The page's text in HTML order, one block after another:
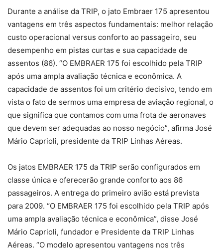
Durante a análise da TRIP, o jato Embraer 175 apresentou
vantagens em três aspectos fundamentais: melhor relação
custo operacional versus conforto ao passageiro, seu
desempenho em pistas curtas e sua capacidade de
assentos (86). “O EMBRAER 175 foi escolhido pela TRIP
após uma ampla avaliação técnica e econômica. A
capacidade de assentos foi um critério decisivo, tendo em
vista o fato de sermos uma empresa de aviação regional, o
que significa que contamos com uma frota de aeronaves
que devem ser adequadas ao nosso negócio”, afirma José
Mário Caprioli, presidente da TRIP Linhas Aéreas.
Os jatos EMBRAER 175 da TRIP serão configurados em
classe única e oferecerão grande conforto aos 86
passageiros. A entrega do primeiro avião está prevista
para 2009. “O EMBRAER 175 foi escolhido pela TRIP após
uma ampla avaliação técnica e econômica”, disse José
Mário Caprioli, fundador e Presidente da TRIP Linhas
Aéreas. “O modelo apresentou vantagens nos três